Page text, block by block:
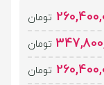
تومان
تومان
تومان